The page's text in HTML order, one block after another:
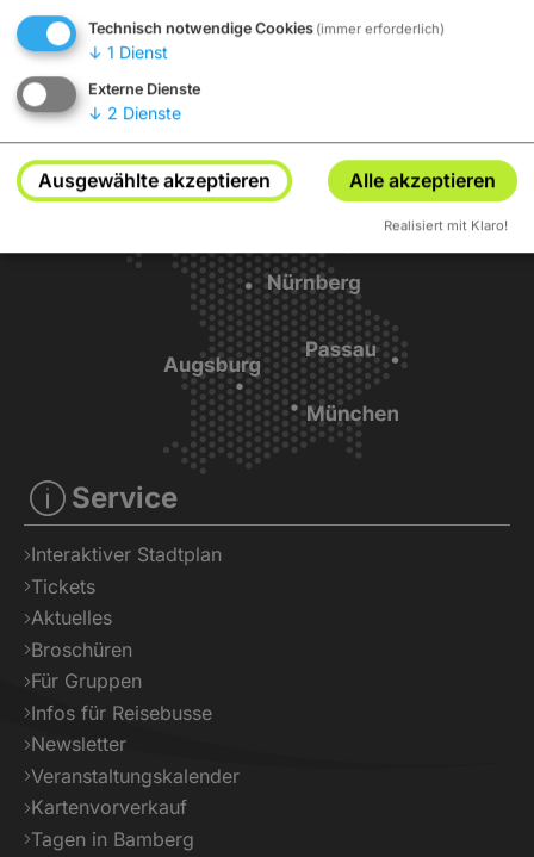
Service
Interaktiver Stadtplan
Tickets
Aktuelles
Broschüren
Für Gruppen
Infos für Reisebusse
Newsletter
Veranstaltungskalender
Kartenvorverkauf
Tagen in Bamberg
Technisch notwendige Cookies (immer erforderlich)
↓ 1 Dienst
Externe Dienste
↓ 2 Dienste
Ausgewählte akzeptieren Alle akzeptieren
Realisiert mit Klaro!